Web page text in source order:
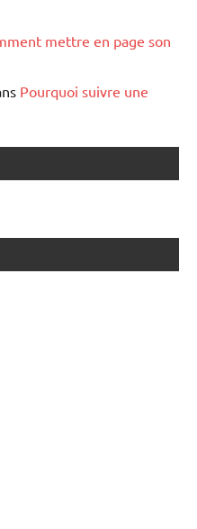
mettre en page son
Pourquoi suivre une